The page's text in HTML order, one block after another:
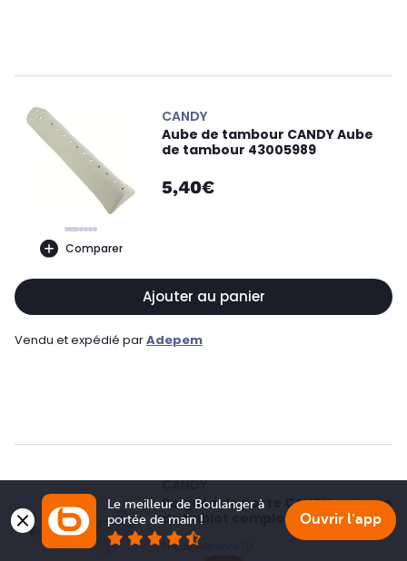
Comparer
CANDY
Aube de tambour CANDY Aube
de tambour 43005989
5,40€
Ajouter au panier
Vendu et expédié parAdepem
CANDY
Poignée de porte CANDY poignee
de hublot complete
Prix de référence
Le meilleur de Boulanger à
portée de main !
Ouvrir l'app